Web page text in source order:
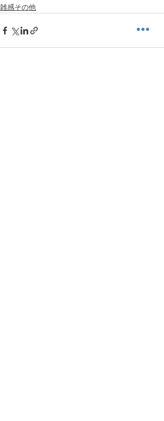
雑感その他